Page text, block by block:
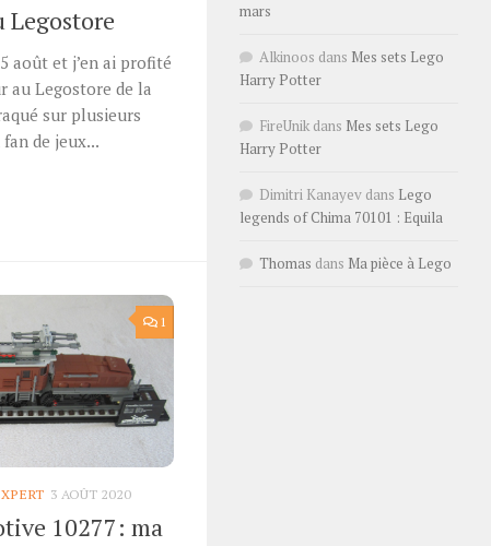
Legostore
août et j’en ai profité
au Legostore de la
sur plusieurs
de jeux...
1
3 AOÛT 2020
10277: ma
mars
Alkinoos dans Mes sets Lego
Harry Potter
FireUnik dans Mes sets Lego
Harry Potter
Dimitri Kanayev dans Lego
legends of Chima 70101 : Equila
Thomas dans Ma pièce à Lego